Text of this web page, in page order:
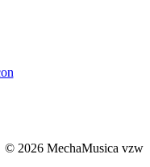
© 2026 MechaMusica vzw